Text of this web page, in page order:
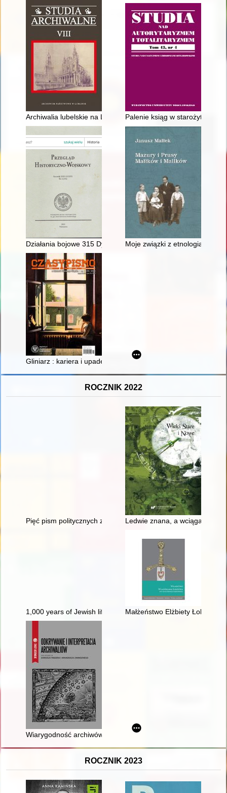
Archiwalia lubelskie na Liście Krajowej Programu UNESCO
Palenie ksiąg w starożytnym
Działania bojowe 315 Dywizjonu Myśliwskiego
Moje związki z etnologią
Gliniarz : kariera i upadek Benedykta Cadera
ROCZNIK 2022
Pięć pism politycznych z czasu konfederacji gołąbskiej
Ledwie znana, a wciągająca
1,000 years of Jewish life in Poland : educational compendium
Małżeństwo Elżbiety
Wiarygodność archiwów byłej Służby Bezpieczeństwa PRL -
ROCZNIK 2023